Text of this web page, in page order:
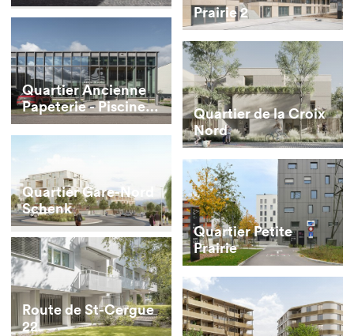
Prairie 2
Quartier Ancienne
Papeterie - Piscine
de Marly
Quartier de la Croix
Nord
Quartier Gare-Nord
Schenk
Quartier Petite
Prairie
Route de St-Cergue
22